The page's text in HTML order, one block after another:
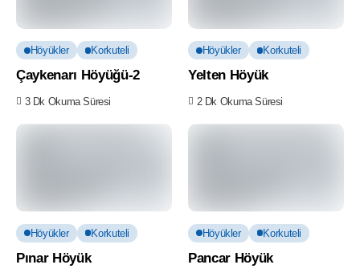
Höyükler Korkuteli
Çaykenarı Höyüğü-2
3 Dk Okuma Süresi
Höyükler Korkuteli
Yelten Höyük
2 Dk Okuma Süresi
Höyükler Korkuteli
Pınar Höyük
Höyükler Korkuteli
Pancar Höyük